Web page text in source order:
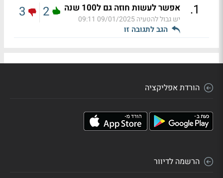
1
. אפשר לעשות חוזה גם ל100 שנה
יש גבול להטעיה09/01/2025 09:11
הגב לתגובה זו
2
3
הורדת אפליקציה
הרשמה לדיוור